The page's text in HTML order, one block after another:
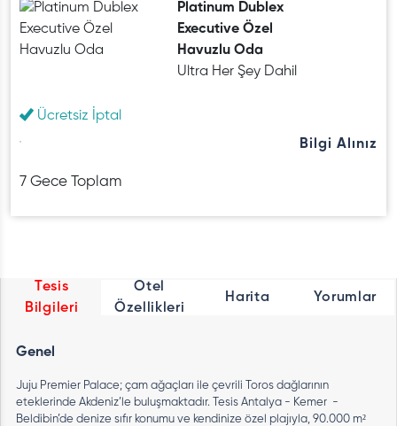
Platinum Dublex
Executive Özel
Havuzlu Oda
Ultra Her Şey Dahil
Ücretsiz İptal
7 Gece Toplam
Bilgi Alınız
Tesis
Bilgileri
Otel
Özellikleri
Harita Yorumlar
Genel
Juju Premier Palace; çam ağaçları ile çevrili Toros dağlarının
eteklerinde Akdeniz’le buluşmaktadır. Tesis Antalya - Kemer -
Beldibin’de denize sıfır konumu ve kendinize özel plajıyla, 90.000 m²